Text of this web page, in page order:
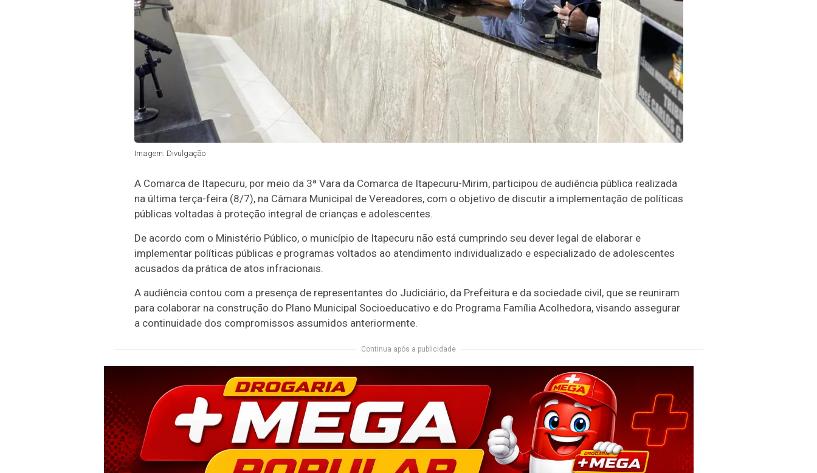
Imagem: Divulgação
A Comarca de Itapecuru, por meio da 3ª Vara da Comarca de Itapecuru-Mirim, participou de audiência pública realizada
na última terça-feira (8/7), na Câmara Municipal de Vereadores, com o objetivo de discutir a implementação de políticas
públicas voltadas à proteção integral de crianças e adolescentes.
De acordo com o Ministério Público, o município de Itapecuru não está cumprindo seu dever legal de elaborar e
implementar políticas públicas e programas voltados ao atendimento individualizado e especializado de adolescentes
acusados da prática de atos infracionais.
A audiência contou com a presença de representantes do Judiciário, da Prefeitura e da sociedade civil, que se reuniram
para colaborar na construção do Plano Municipal Socioeducativo e do Programa Família Acolhedora, visando assegurar
a continuidade dos compromissos assumidos anteriormente.
Continua após a publicidade